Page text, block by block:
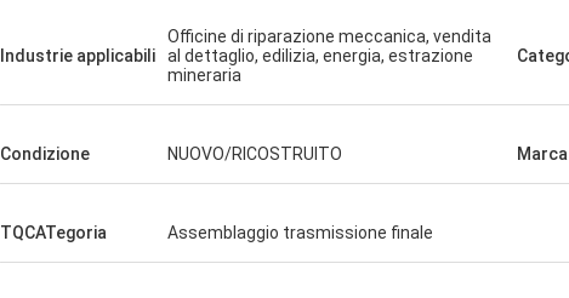
Voglio ordinare di nuovo
bisogno.
Industrie applicabili
Officine di riparazione meccanica, vendita
al dettaglio, edilizia, energia, estrazione
mineraria
Condizione NUOVO/RICOSTRUITO Marca
TQCATegoria Assemblaggio trasmissione finale